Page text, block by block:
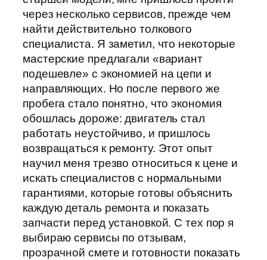
через несколько сервисов, прежде чем
найти действительно толкового
специалиста. Я заметил, что некоторые
мастерские предлагали «вариант
подешевле» с экономией на цепи и
направляющих. Но после первого же
пробега стало понятно, что экономия
обошлась дороже: двигатель стал
работать неустойчиво, и пришлось
возвращаться к ремонту. Этот опыт
научил меня трезво относиться к цене и
искать специалистов с нормальными
гарантиями, которые готовы объяснить
каждую деталь ремонта и показать
запчасти перед установкой. С тех пор я
выбираю сервисы по отзывам,
прозрачной смете и готовности показать